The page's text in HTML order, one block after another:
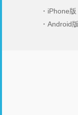
iPhone版
Android版